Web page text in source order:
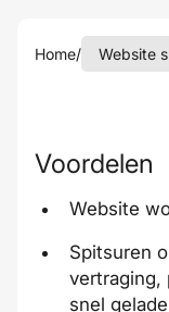
Home/ Website
Voordelen
Website
Spitsuren
vertraging,
snel